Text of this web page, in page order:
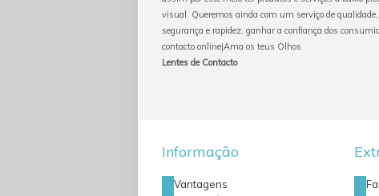
visual. Queremos ainda com um serviço de
segurança e rapidez, ganhar a confiança dos
contacto online|Ama os teus Olhos
Lentes de Contacto
Informação
Vantagens